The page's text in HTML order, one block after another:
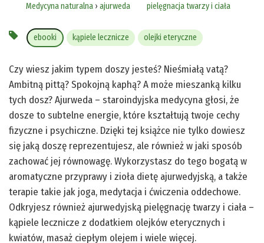
Medycyna naturalna › ajurweda
pielęgnacja twarzy i ciała
ebooki kąpiele lecznicze olejki eteryczne
Czy wiesz jakim typem doszy jesteś? Nieśmiałą vatą?
Ambitną pittą? Spokojną kaphą? A może mieszanką kilku
tych dosz? Ajurweda – staroindyjska medycyna głosi, że
dosze to subtelne energie, które kształtują twoje cechy
fizyczne i psychiczne. Dzięki tej książce nie tylko dowiesz
się jaką doszę reprezentujesz, ale również w jaki sposób
zachować jej równowagę. Wykorzystasz do tego bogatą w
aromatyczne przyprawy i zioła dietę ajurwedyjską, a także
terapie takie jak joga, medytacja i ćwiczenia oddechowe.
Odkryjesz również ajurwedyjską pielęgnację twarzy i ciała –
kąpiele lecznicze z dodatkiem olejków eterycznych i
kwiatów, masaż ciepłym olejem i wiele więcej.